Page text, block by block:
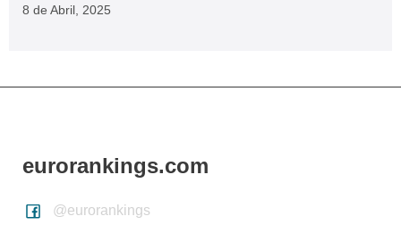
8 de Abril, 2025
eurorankings.com
@eurorankings